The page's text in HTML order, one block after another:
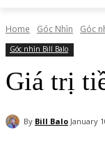
Home Góc Nhìn Góc
Góc nhìn Bill Balo
Giá trị
By Bill Balo January